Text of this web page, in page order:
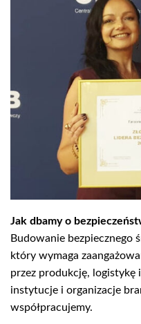
Jak dbamy o
Budowanie bezpiecznego
który wymaga
przez produkcję, logistykę
instytucje i organizacje
współpracujemy.